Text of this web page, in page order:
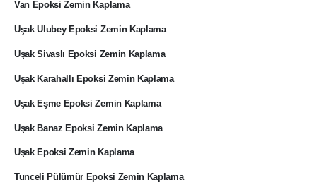
Van Epoksi Zemin Kaplama
Uşak Ulubey Epoksi Zemin Kaplama
Uşak Sivaslı Epoksi Zemin Kaplama
Uşak Karahallı Epoksi Zemin Kaplama
Uşak Eşme Epoksi Zemin Kaplama
Uşak Banaz Epoksi Zemin Kaplama
Uşak Epoksi Zemin Kaplama
Tunceli Pülümür Epoksi Zemin Kaplama